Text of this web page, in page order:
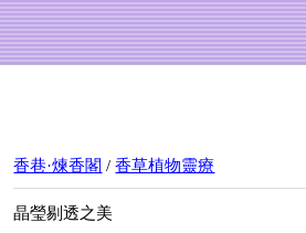
香巷·煉香閣 /香草植物靈療
晶瑩剔透之美